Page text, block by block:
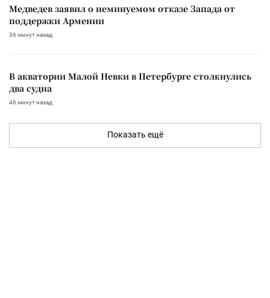
Медведев заявил о неминуемом отказе Запада от
поддержки Армении
36 минут назад
В акватории Малой Невки в Петербурге столкнулись
два судна
46 минут назад
Показать ещё